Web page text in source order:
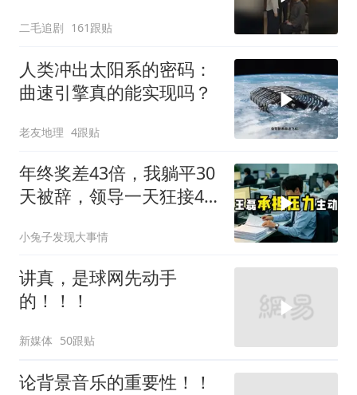
二毛追剧 161跟贴
人类冲出太阳系的密码：
曲速引擎真的能实现吗？
老友地理 4跟贴
年终奖差43倍，我躺平30
天被辞，领导一天狂接47
小兔子发现大事情
讲真，是球网先动手
的！！！
新媒体 50跟贴
论背景音乐的重要性！！